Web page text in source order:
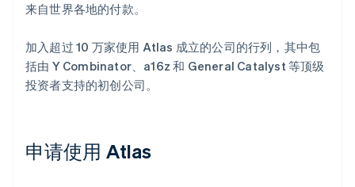
来自世界各地的付款。
加入超过 10 万家使用 Atlas 成立的公司的行列，其中包
括由 Y Combinator、a16z 和 General Catalyst 等顶级
投资者支持的初创公司。
申请使用 Atlas